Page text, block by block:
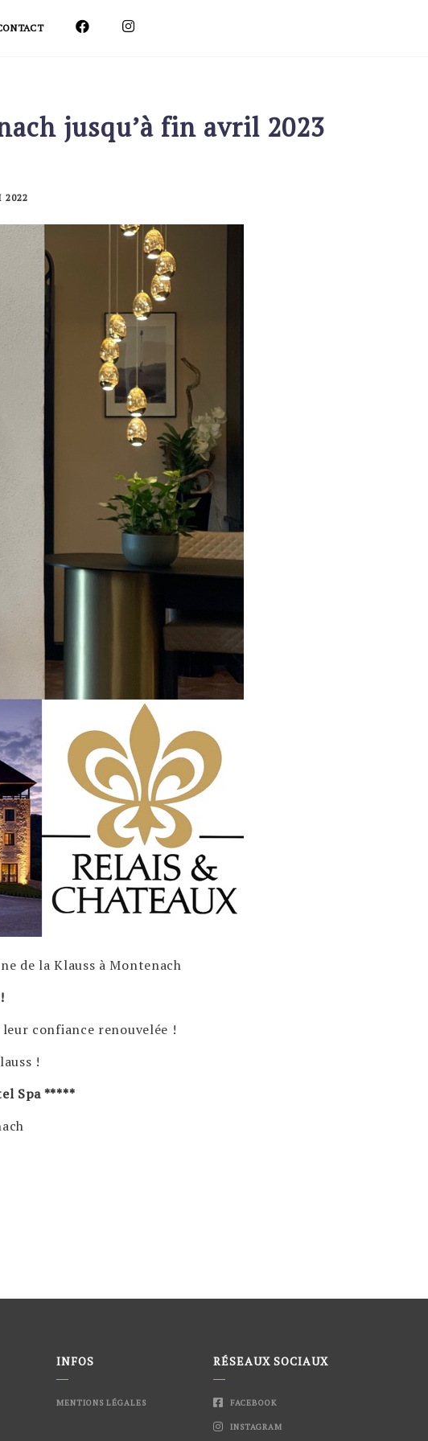
jusqu’à fin avril 2023
2022
de la Klauss à Montenach
confiance renouvelée !
!
Spa *****
INFOS
MENTIONS LÉGALES
RÉSEAUX SOCIAUX
FACEBOOK
INSTAGRAM